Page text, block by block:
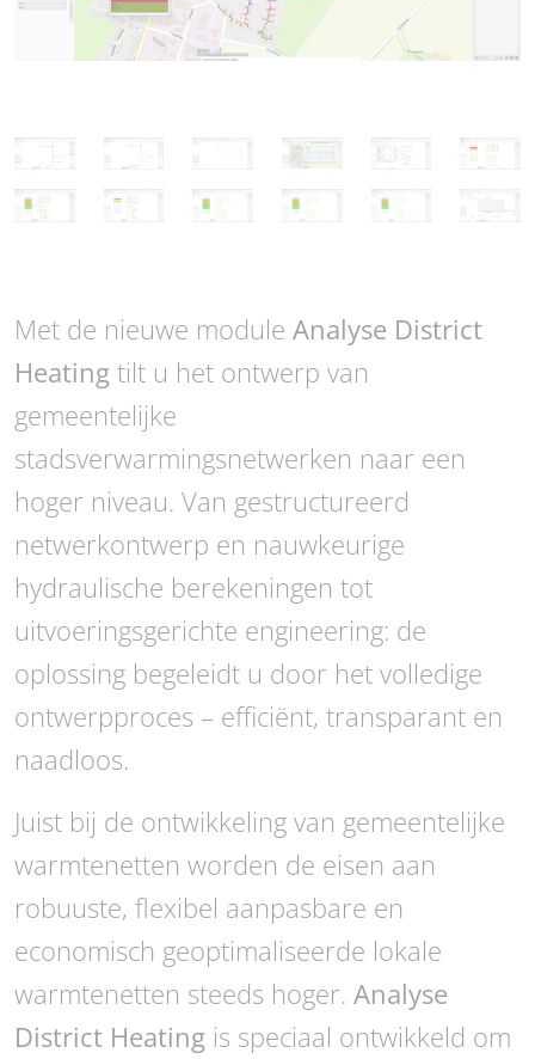
Met de nieuwe module Analyse District
Heatingtilt u het ontwerp van
gemeentelijke
stadsverwarmingsnetwerken naar een
hoger niveau. Van gestructureerd
netwerkontwerp en nauwkeurige
hydraulische berekeningen tot
uitvoeringsgerichte engineering: de
oplossing begeleidt u door het volledige
ontwerpproces – efficiënt, transparant en
naadloos.
Juist bij de ontwikkeling van gemeentelijke
warmtenetten worden de eisen aan
robuuste, flexibel aanpasbare en
economisch geoptimaliseerde lokale
warmtenetten steeds hoger. Analyse
District Heating is speciaal ontwikkeld om